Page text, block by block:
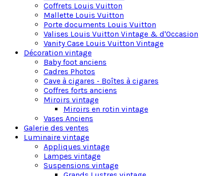
Les malles Louis Vuitton se distinguent par leur
design exceptionnel et leur esthétique raffinée. Les
finitions laiton doré, les rivets assortis et les
poignées élégantes ajoutent une touche de
sophistication.
Les détails minutieusement pensés, tels que les
coins renforcés et les serrures iconiques, reflètent
l’engagement de la marque envers la durabilité et le
Un objet de décoration haut de gamme et un
Ces malles ne sont pas seulement des œuvres d’art,
elles sont également conçues pour une fonctionnalité
optimale. Les espaces intérieurs bien organisés
offrent un rangement intelligent et efficace pour vos
Coffrets Louis Vuitton
Mallette Louis Vuitton
Porte documents Louis Vuitton
Valises Louis Vuitton Vintage & d'Occasion
Vanity Case Louis Vuitton Vintage
Décoration vintage
Baby foot anciens
Cadres Photos
Cave à cigares - Boîtes à cigares
Coffres forts anciens
Miroirs vintage
Miroirs en rotin vintage
Vases Anciens
Galerie des ventes
Luminaire vintage
Appliques vintage
Lampes vintage
Suspensions vintage